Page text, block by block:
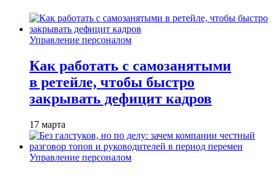
Управление персоналом
Как работать с самозанятыми
в ретейле, чтобы быстро
закрывать дефицит кадров
17 марта
Управление персоналом